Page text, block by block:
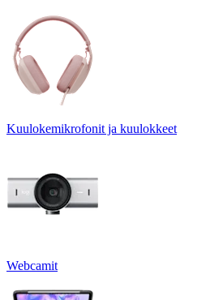
Kuulokemikrofonit ja kuulokkeet
Webcamit